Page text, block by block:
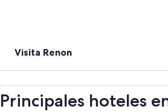
Visita Renon
Principales hoteles